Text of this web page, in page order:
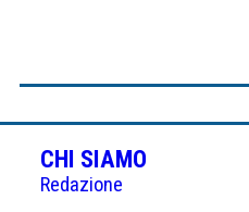
CHI SIAMO
Redazione